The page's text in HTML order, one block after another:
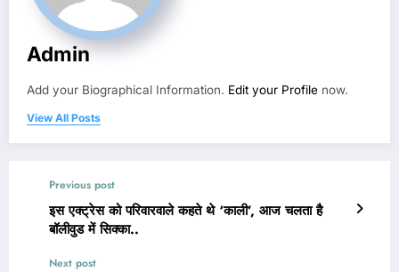
Admin
Add your Biographical Information. Edit your Profile now.
View All Posts
Previous post
इस एक्ट्रेस को परिवारवाले कहते थे ‘काली’, आज चलता है
बॉलीवुड में सिक्का..
Next post